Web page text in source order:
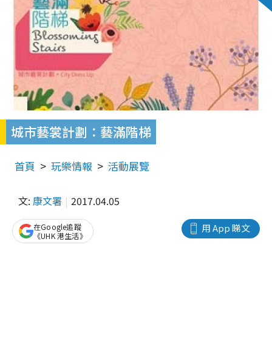
城市藝裳計劃：藝滿階梯
首頁 玩樂情報 活動展覽
文: 康文署 2017.04.05
用 App 睇文
在Google追蹤
《UHK 港生活》